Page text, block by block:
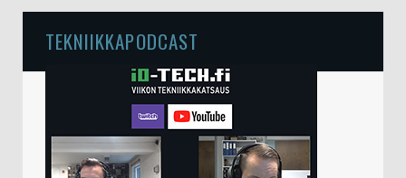
TEKNIIKKAPODCAST